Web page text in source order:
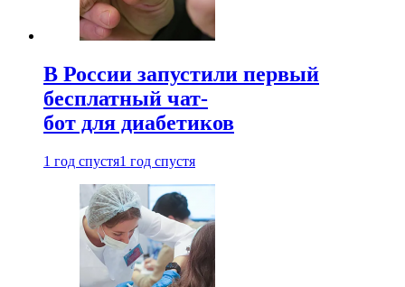
В России запустили первый
бесплатный чат-
бот для диабетиков
1 год спустя1 год спустя